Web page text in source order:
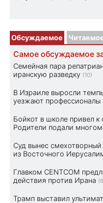
Обсуждаемое
Самое обсуждаемое
Семейная пара
иранскую разведку (10)
В Израиле выросли
уезжают профессионалы
Бойкот в школе привел
Родители подали
Суд вынес
из Восточного
Главком CENTCOM
действия против Ирана
Трамп выставил